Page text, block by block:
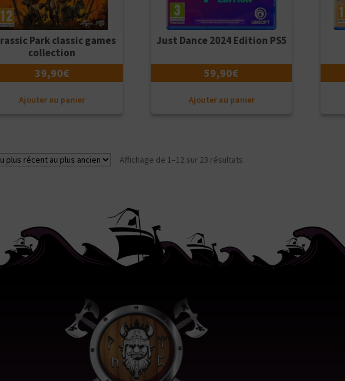
Park classic games
collection
39,90€
Ajouter au panier
Just Dance 2024 Edition PS5
59,90€
Ajouter au panier
Affichage de 1–12 sur 23 résultatsTrié